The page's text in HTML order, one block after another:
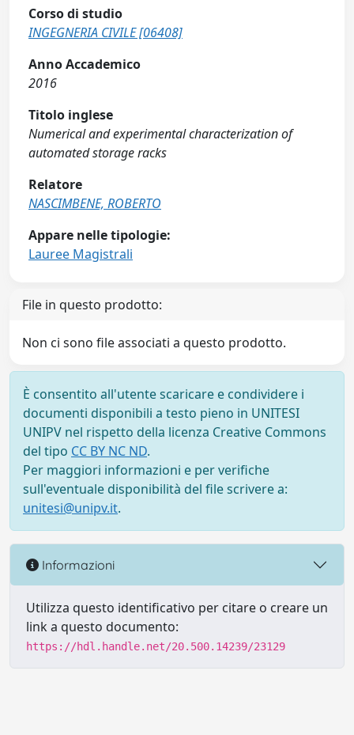
Corso di studio
INGEGNERIA CIVILE [06408]
Anno Accademico
2016
Titolo inglese
Numerical and experimental characterization of
automated storage racks
Relatore
NASCIMBENE, ROBERTO
Appare nelle tipologie:
Lauree Magistrali
File in questo prodotto:
Non ci sono file associati a questo prodotto.
È consentito all'utente scaricare e condividere i
documenti disponibili a testo pieno in UNITESI
UNIPV nel rispetto della licenza Creative Commons
del tipo CC BY NC ND.
Per maggiori informazioni e per verifiche
sull'eventuale disponibilità del file scrivere a:
unitesi@unipv.it.
Informazioni
Utilizza questo identificativo per citare o creare un
link a questo documento:
https://hdl.handle.net/20.500.14239/23129